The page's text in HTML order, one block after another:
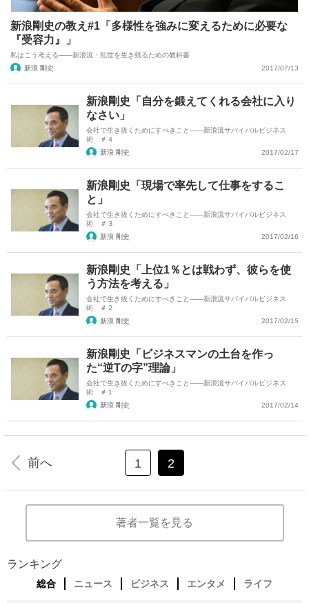
新浪剛史の教え#1「多様性を強みに変えるために必要な
『受容力』」
私はこう考える――新浪流・乱世を生き残るための教科書
新浪 剛史
2017/07/13
新浪剛史「自分を鍛えてくれる会社に入り
なさい」
会社で生き抜くためにすべきこと――新浪流サバイバルビジネス
術 ＃４
新浪 剛史
2017/02/17
新浪剛史「現場で率先して仕事をするこ
と」
会社で生き抜くためにすべきこと――新浪流サバイバルビジネス
術 ＃３
新浪 剛史
2017/02/16
新浪剛史「上位1％とは戦わず、彼らを使
う方法を考える」
会社で生き抜くためにすべきこと――新浪流サバイバルビジネス
術 ＃２
新浪 剛史
2017/02/15
新浪剛史「ビジネスマンの土台を作っ
た“逆Tの字”理論」
会社で生き抜くためにすべきこと――新浪流サバイバルビジネス
術 ＃１
新浪 剛史
2017/02/14
前へ 1 2
著者一覧を見る
ランキング
総合 ニュース ビジネス エンタメ ライフ